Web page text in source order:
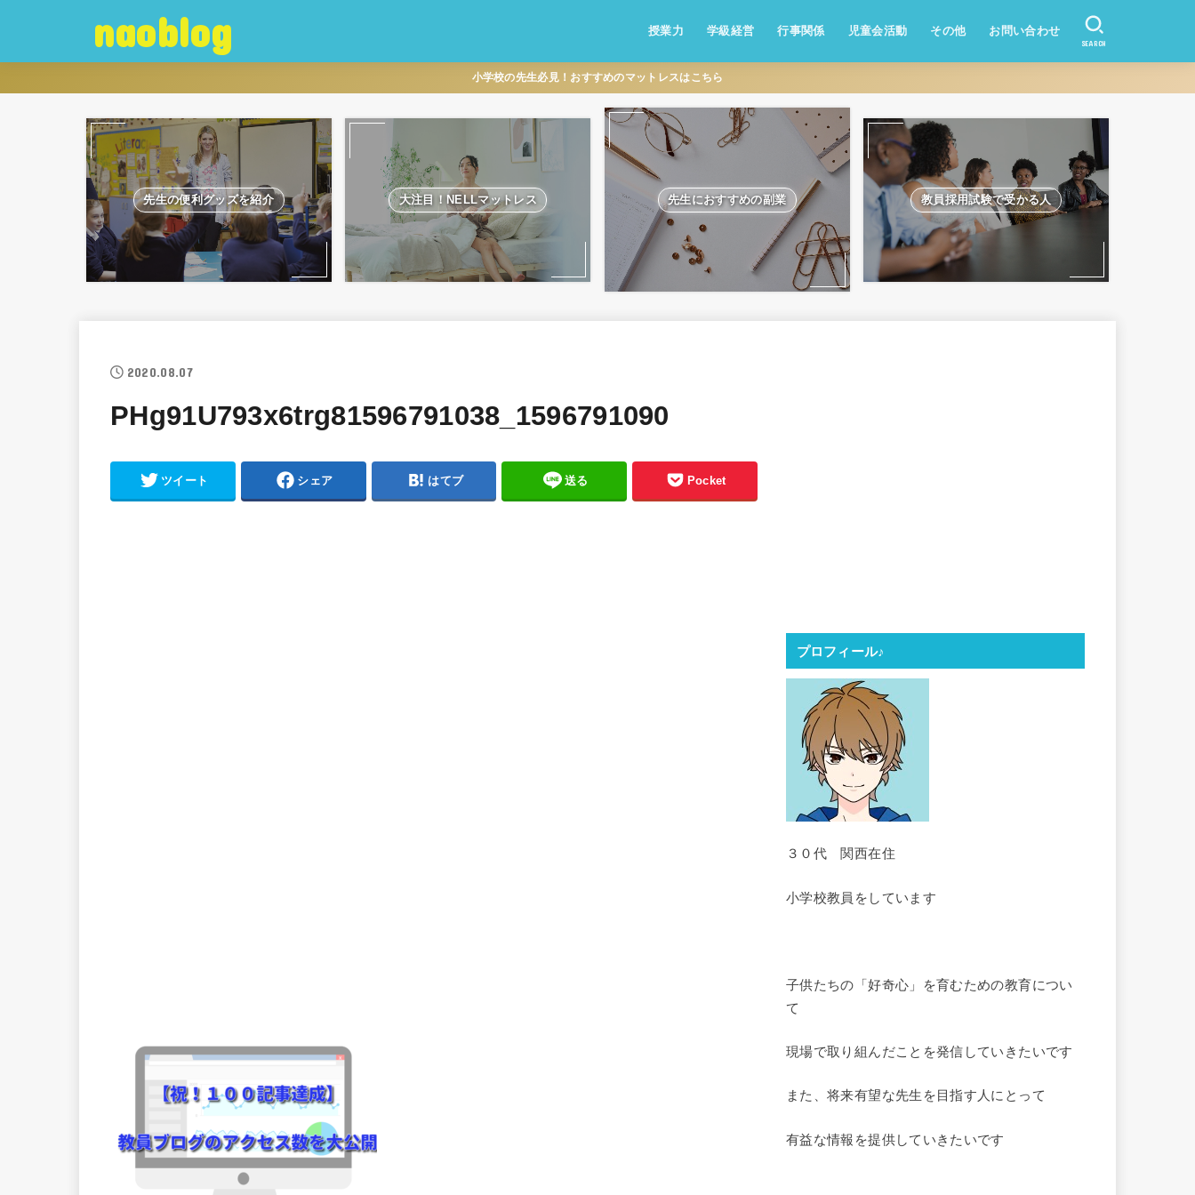
naoblog 授業力 学級経営 行事関係 児童会活動 その他
資産形成
業務改善
教員になりたい方 学校のQ&A
教員採用試験
お問い合わせ
SEARCH
小学校の先生必見！おすすめのマットレスはこちら
先生の便利グッズを紹介 大注目！NELLマットレス 先生におすすめの副業 教員採用試験で受かる人
2020.08.07
PHg91U793x6trg81596791038_1596791090
ツイート シェア はてブ 送る Pocket
プロフィール♪
３０代 関西在住
小学校教員をしています
子供たちの「好奇心」を育むための教育につい
て
現場で取り組んだことを発信していきたいです
また、将来有望な先生を目指す人にとって
有益な情報を提供していきたいです